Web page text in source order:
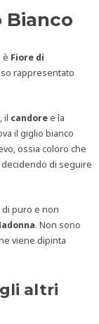
Bianco
è Fiore di
rappresentato
, il candoree la
il giglio bianco
ossia coloro che
decidendo di seguire
di puro e non
. Non sono
viene dipinta
altri